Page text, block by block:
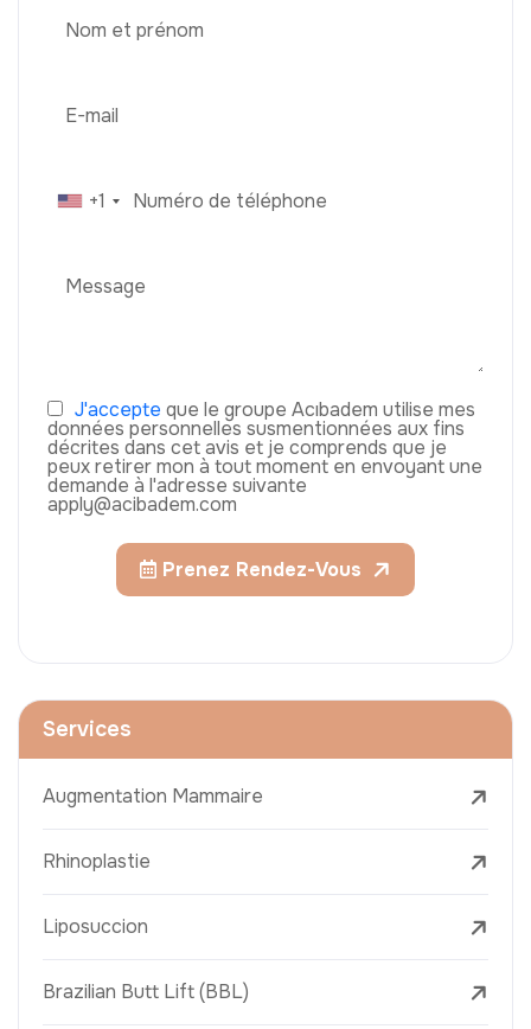
+1
J'accepte que le groupe Acıbadem utilise mes
données personnelles susmentionnées aux fins
décrites dans cet avis et je comprends que je
peux retirer mon à tout moment en envoyant une
demande à l'adresse suivante
apply@acibadem.com
Prenez Rendez-Vous
Services
Augmentation Mammaire
Rhinoplastie
Liposuccion
Brazilian Butt Lift (BBL)